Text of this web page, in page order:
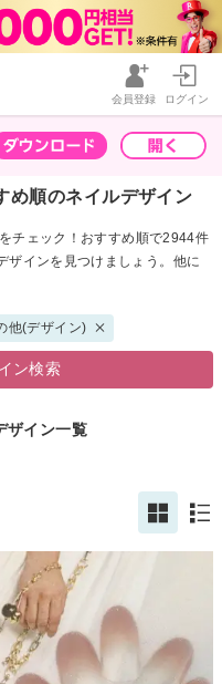
会員登録 ログイン
め順のネイルデザイン
チェック！おすすめ順で2944件
ザインを見つけましょう。他に
他(デザイン)
ン検索
ザイン一覧